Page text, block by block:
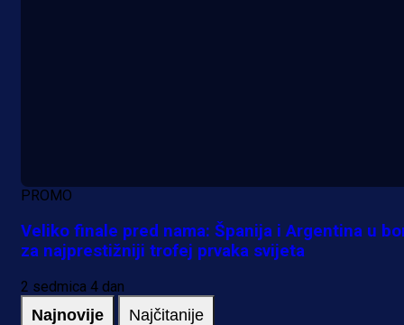
PROMO
Veliko finale pred nama: Španija i Argentina u
za najprestižniji trofej prvaka svijeta
2 sedmica 4 dan
Najnovije Najčitanije